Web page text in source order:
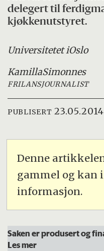
delegert til
kjøkkenutstyret.
Universitetet iOslo
KamillaSimonnes
FRILANSJOURNALIST
PUBLISERT
Denne
gammel og kan
informasjon.
Saken er produsert og
Les mer